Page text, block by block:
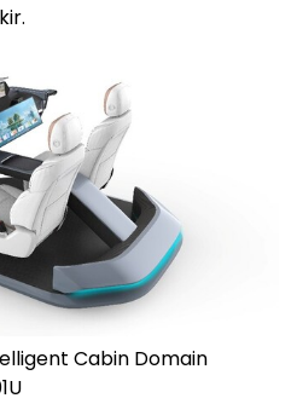
Cabin Domain